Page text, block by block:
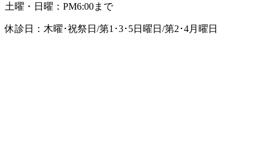
土曜・日曜：PM6:00まで
休診日：木曜･祝祭日/第1･3･5日曜日/第2･4月曜日